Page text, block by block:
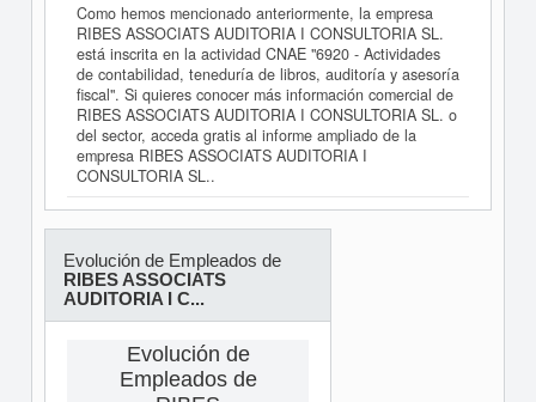
Como hemos mencionado anteriormente, la empresa
RIBES ASSOCIATS AUDITORIA I CONSULTORIA SL.
está inscrita en la actividad CNAE "6920 - Actividades
de contabilidad, teneduría de libros, auditoría y asesoría
fiscal". Si quieres conocer más información comercial de
RIBES ASSOCIATS AUDITORIA I CONSULTORIA SL. o
del sector, acceda gratis al informe ampliado de la
empresa RIBES ASSOCIATS AUDITORIA I
CONSULTORIA SL..
Evolución de Empleados de
RIBES ASSOCIATS
AUDITORIA I C...
Evolución de
Empleados de